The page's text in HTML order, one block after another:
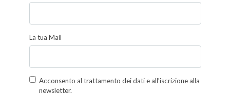
La tua Mail
Acconsento al trattamento dei dati e all'iscrizione alla
newsletter.